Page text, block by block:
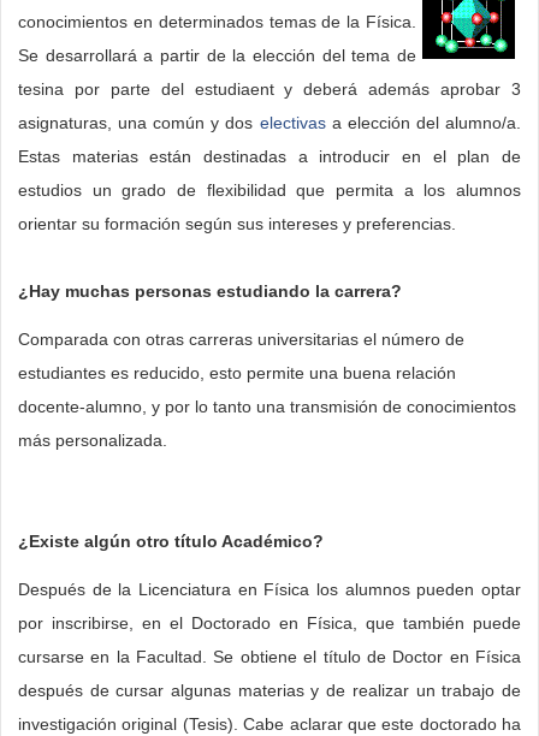
conocimientos en determinados temas de la Física.
Se desarrollará a partir de la elección del tema de
tesina por parte del estudiaent y deberá además aprobar 3
asignaturas, una común y dos electivasa elección del alumno/a.
Estas materias están destinadas a introducir en el plan de
estudios un grado de flexibilidad que permita a los alumnos
orientar su formación según sus intereses y preferencias.
¿Hay muchas personas estudiando la carrera?
Comparada con otras carreras universitarias el número de
estudiantes es reducido, esto permite una buena relación
docente-alumno, y por lo tanto una transmisión de conocimientos
más personalizada.
¿Existe algún otro título Académico?
Después de la Licenciatura en Física los alumnos pueden optar
por inscribirse, en el Doctorado en Física, que también puede
cursarse en la Facultad. Se obtiene el título de Doctor en Física
después de cursar algunas materias y de realizar un trabajo de
investigación original (Tesis). Cabe aclarar que este doctorado ha